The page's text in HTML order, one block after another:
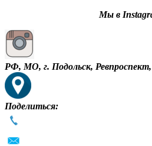
Мы в
РФ, МО, г. Подольск,
Поделиться: